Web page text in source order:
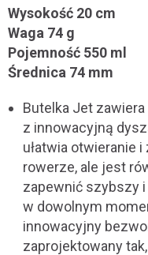
Wysokość 20 cm
Waga 74 g
Pojemność 550 ml
Średnica 74 mm
Butelka Jet
z innowacyjną
ułatwia otwieranie
rowerze, ale jest
zapewnić szybszy i
w dowolnym
innowacyjny
zaprojektowany